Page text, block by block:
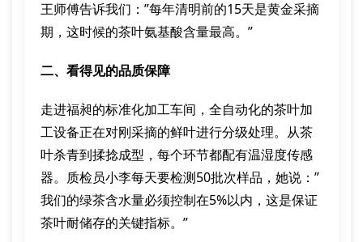
王师傅告诉我们：”每年清明前的15天是黄金采摘
期，这时候的茶叶氨基酸含量最高。”
二、看得见的品质保障
走进福昶的标准化加工车间，全自动化的茶叶加
工设备正在对刚采摘的鲜叶进行分级处理。从茶
叶杀青到揉捻成型，每个环节都配有温湿度传感
器。质检员小李每天要检测50批次样品，她说：”
我们的绿茶含水量必须控制在5%以内，这是保证
茶叶耐储存的关键指标。”